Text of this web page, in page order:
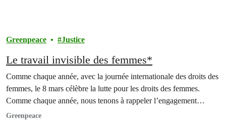
Greenpeace Justice
Le travail invisible des femmes*
Comme chaque année, avec la journée internationale des droits des
femmes, le 8 mars célèbre la lutte pour les droits des femmes.
Comme chaque année, nous tenons à rappeler l’engagement…
Greenpeace